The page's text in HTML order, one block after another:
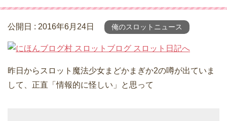
公開日 : 2016年6月24日 俺のスロットニュース
昨日からスロット魔法少女まどかまぎか2の噂が出ていま
して、正直「情報的に怪しい」と思って